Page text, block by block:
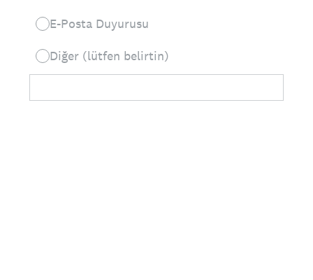
E-Posta Duyurusu
Diğer (lütfen belirtin)